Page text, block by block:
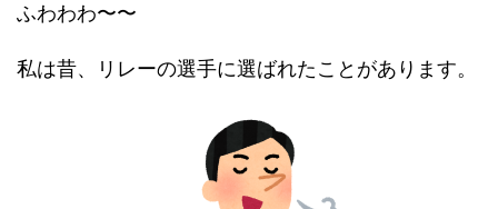
ふわわわ〜〜
私は昔、リレーの選手に選ばれたことがあります。